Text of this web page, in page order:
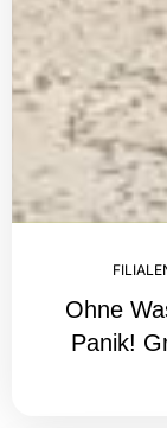
Ohne
Panik!